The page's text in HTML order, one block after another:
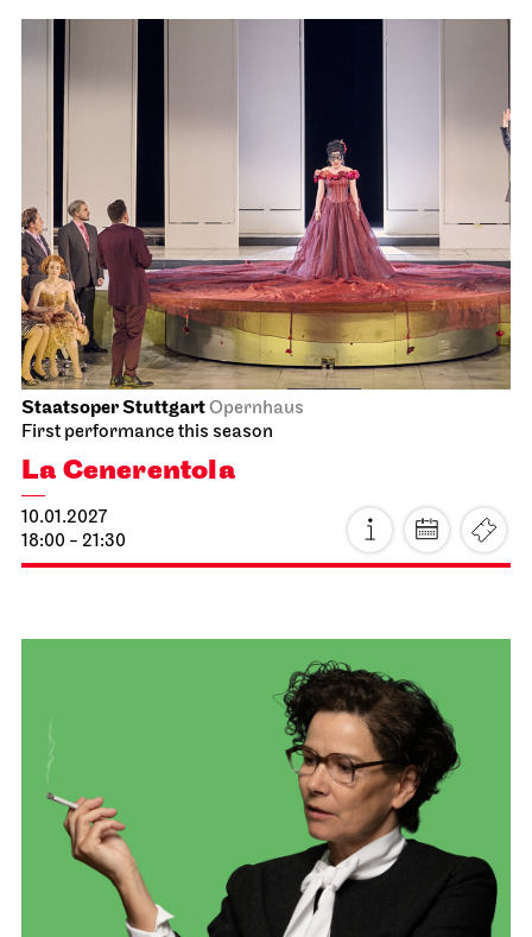
Der Miesepups
10.01.2027
15:00
Opernhaus
First performance this season
La Cenerentola
18:00 - 21:30